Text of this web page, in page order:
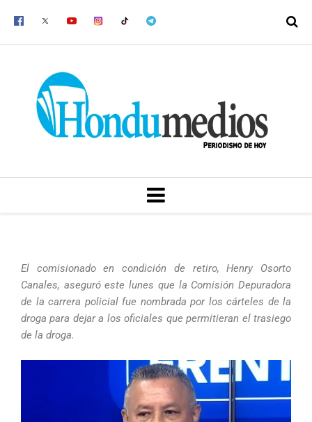
MENU
El comisionado en condición de retiro, Henry Osorto
Canales, aseguró este lunes que la Comisión Depuradora
de la carrera policial fue nombrada por los cárteles de la
droga para dejar a los oficiales que permitieran el trasiego
de la droga.